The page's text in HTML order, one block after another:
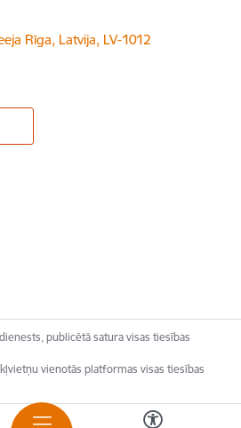
Rīga, Latvija, LV-1012
publicētā satura visas tiesības
vienotās platformas visas tiesības